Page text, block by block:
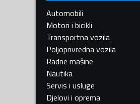
Automobili
Motori i bicikli
Transportna vozila
Poljoprivredna vozila
Radne mašine
Nautika
Servis i usluge
Djelovi i oprema